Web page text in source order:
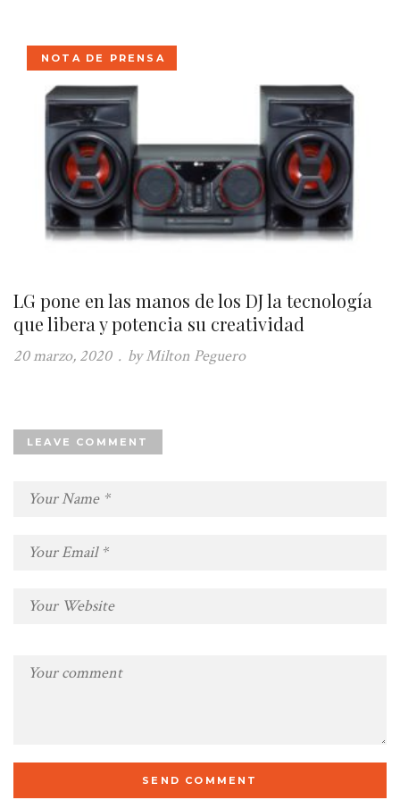
NOTA DE PRENSA
LG pone en las manos de los DJ la tecnología
que libera y potencia su creatividad
20 marzo, 2020 . by Milton Peguero
LEAVE COMMENT